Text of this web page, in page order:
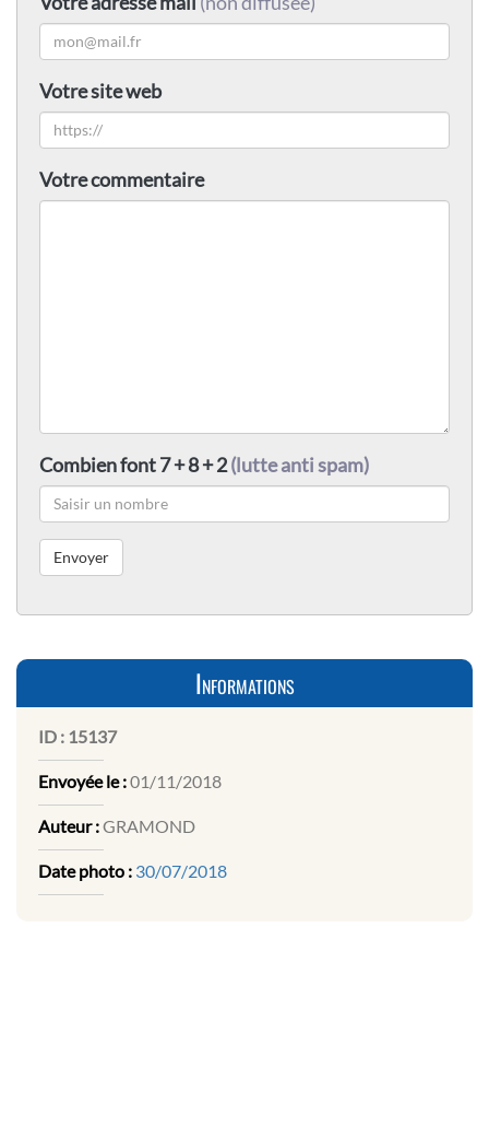
Votre site web
Votre commentaire
Combien font 7 + 8 + 2(lutte anti spam)
Informations
ID : 15137
Envoyée le :01/11/2018
Auteur :GRAMOND
Date photo : 30/07/2018